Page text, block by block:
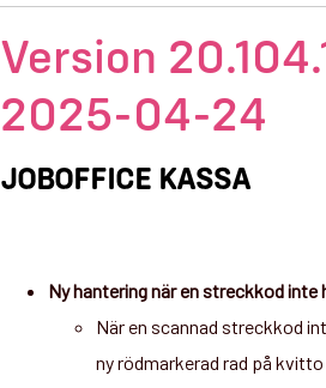
Version
2025-04-24
JOBOFFICE KASSA
Ny hantering när en streckkod inte
När en scannad streckkod
ny rödmarkerad rad på